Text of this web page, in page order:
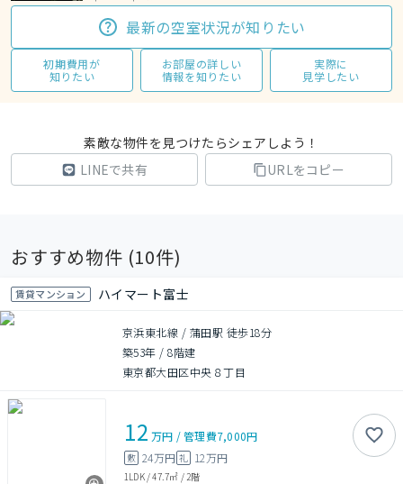
最新の空室状況が知りたい
初期費用が
知りたい
お部屋の詳しい
情報を知りたい
実際に
見学したい
素敵な物件を見つけたらシェアしよう！
LINEで共有
URLをコピー
おすすめ物件 (10件)
賃貸マンション ハイマート富士
京浜東北線 / 蒲田駅 徒歩18分
築53年 /8階建
東京都大田区中央８丁目
12 万円 /管理費7,000円
敷 24万円 礼 12万円
1LDK/47.7㎡ / 2階